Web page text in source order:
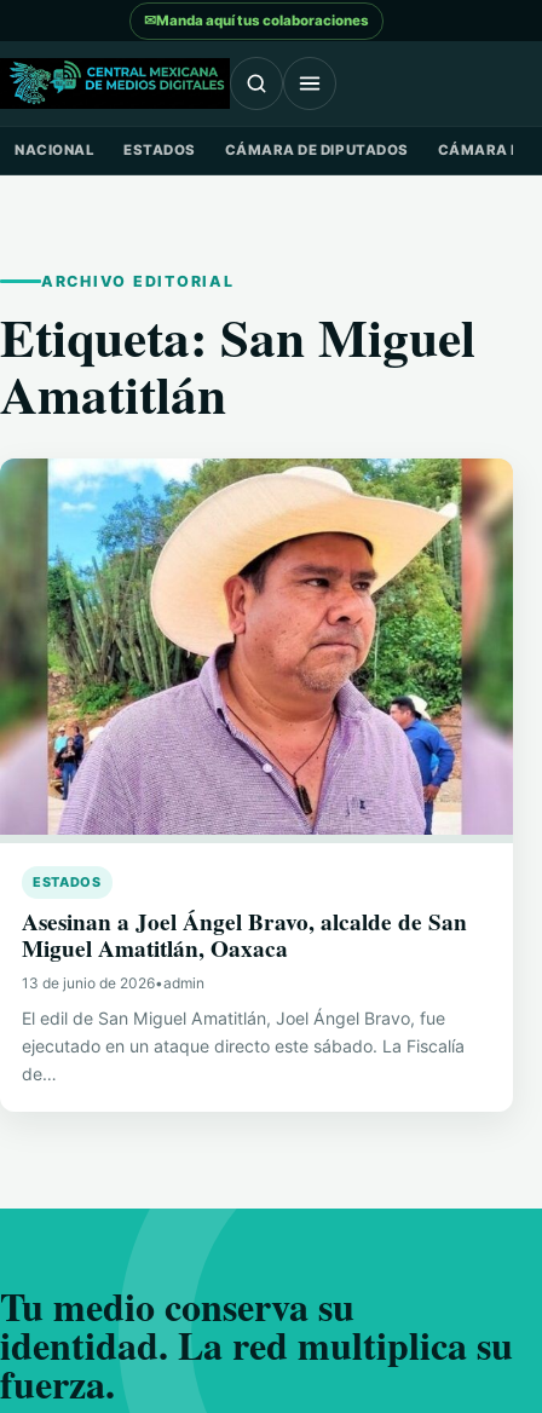
Saltar al contenido
✉Manda aquí tus colaboraciones
NACIONAL ESTADOS CÁMARA DE DIPUTADOS CÁMARA DE
ARCHIVO EDITORIAL
Etiqueta: San Miguel
Amatitlán
ESTADOS
Asesinan a Joel Ángel Bravo, alcalde de San
Miguel Amatitlán, Oaxaca
13 de junio de 2026•admin
El edil de San Miguel Amatitlán, Joel Ángel Bravo, fue
ejecutado en un ataque directo este sábado. La Fiscalía
de…
Tu medio conserva su
identidad. La red multiplica su
fuerza.